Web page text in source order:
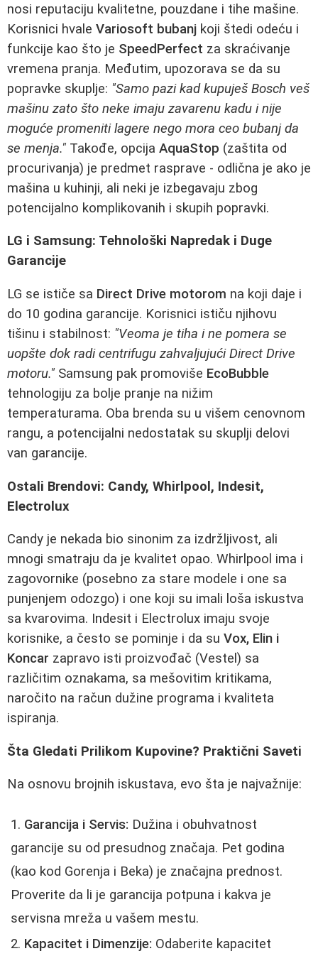
nosi reputaciju kvalitetne, pouzdane i tihe mašine.
Korisnici hvale Variosoft bubanj koji štedi odeću i
funkcije kao što je SpeedPerfect za skraćivanje
vremena pranja. Međutim, upozorava se da su
popravke skuplje: "Samo pazi kad kupuješ Bosch veš
mašinu zato što neke imaju zavarenu kadu i nije
moguće promeniti lagere nego mora ceo bubanj da
se menja." Takođe, opcija AquaStop (zaštita od
procurivanja) je predmet rasprave - odlična je ako je
mašina u kuhinji, ali neki je izbegavaju zbog
potencijalno komplikovanih i skupih popravki.
LG i Samsung: Tehnološki Napredak i Duge
Garancije
LG se ističe sa Direct Drive motorom na koji daje i
do 10 godina garancije. Korisnici ističu njihovu
tišinu i stabilnost: "Veoma je tiha i ne pomera se
uopšte dok radi centrifugu zahvaljujući Direct Drive
motoru." Samsung pak promoviše EcoBubble
tehnologiju za bolje pranje na nižim
temperaturama. Oba brenda su u višem cenovnom
rangu, a potencijalni nedostatak su skuplji delovi
van garancije.
Ostali Brendovi: Candy, Whirlpool, Indesit,
Electrolux
Candy je nekada bio sinonim za izdržljivost, ali
mnogi smatraju da je kvalitet opao. Whirlpool ima i
zagovornike (posebno za stare modele i one sa
punjenjem odozgo) i one koji su imali loša iskustva
sa kvarovima. Indesit i Electrolux imaju svoje
korisnike, a često se pominje i da su Vox, Elin i
Koncar zapravo isti proizvođač (Vestel) sa
različitim oznakama, sa mešovitim kritikama,
naročito na račun dužine programa i kvaliteta
ispiranja.
Šta Gledati Prilikom Kupovine? Praktični Saveti
Na osnovu brojnih iskustava, evo šta je najvažnije:
Garancija i Servis: Dužina i obuhvatnost
garancije su od presudnog značaja. Pet godina
(kao kod Gorenja i Beka) je značajna prednost.
Proverite da li je garancija potpuna i kakva je
servisna mreža u vašem mestu.
Kapacitet i Dimenzije: Odaberite kapacitet